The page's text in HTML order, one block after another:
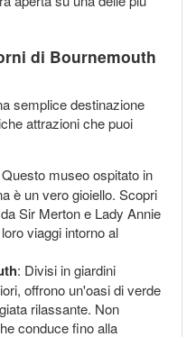
di Bournemouth
semplice destinazione
attrazioni che puoi
museo ospitato in
è un vero gioiello. Scopri
Sir Merton e Lady Annie
viaggi intorno al
: Divisi in giardini
offrono un'oasi di verde
rilassante. Non
conduce fino alla